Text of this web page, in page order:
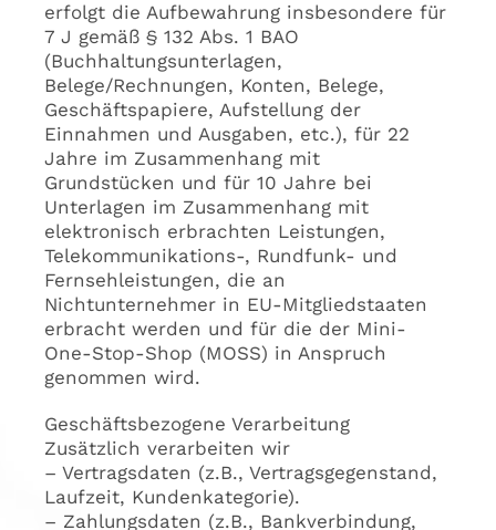
erfolgt die Aufbewahrung insbesondere für
7 J gemäß § 132 Abs. 1 BAO
(Buchhaltungsunterlagen,
Belege/Rechnungen, Konten, Belege,
Geschäftspapiere, Aufstellung der
Einnahmen und Ausgaben, etc.), für 22
Jahre im Zusammenhang mit
Grundstücken und für 10 Jahre bei
Unterlagen im Zusammenhang mit
elektronisch erbrachten Leistungen,
Telekommunikations-, Rundfunk- und
Fernsehleistungen, die an
Nichtunternehmer in EU-Mitgliedstaaten
erbracht werden und für die der Mini-
One-Stop-Shop (MOSS) in Anspruch
genommen wird.
Geschäftsbezogene Verarbeitung
Zusätzlich verarbeiten wir
– Vertragsdaten (z.B., Vertragsgegenstand,
Laufzeit, Kundenkategorie).
– Zahlungsdaten (z.B., Bankverbindung,